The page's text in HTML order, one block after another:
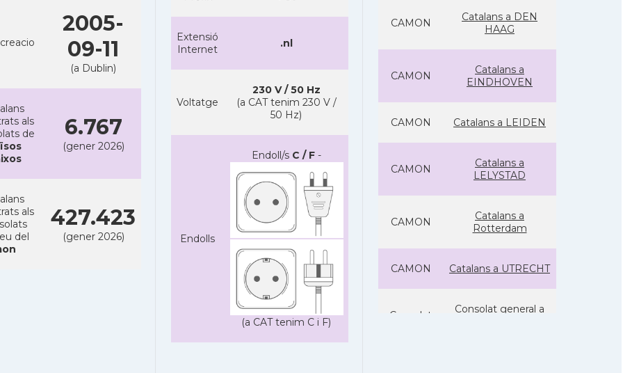
2005-
09-11
(a Dublin)
als
de
6.767
(gener 2026)
als
del
427.423
(gener 2026)
Extensió
Internet
.nl
Voltatge
230 V / 50 Hz
(a CAT tenim 230 V /
50 Hz)
Endolls
Endoll/s C / F-
(a CAT tenim C i F)
CAMON
Catalans a DEN
HAAG
CAMON
Catalans a
EINDHOVEN
CAMON Catalans a LEIDEN
CAMON
Catalans a
LELYSTAD
CAMON
Catalans a
Rotterdam
CAMON Catalans a UTRECHT
Consolat
Consolat general a